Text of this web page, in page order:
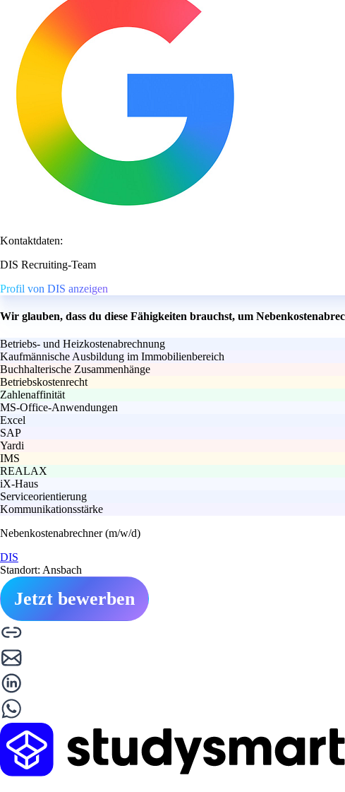
Kontaktdaten:
DIS Recruiting-Team
Profil von DIS anzeigen
Wir glauben, dass du diese Fähigkeiten brauchst, um
Betriebs- und Heizkostenabrechnung
Kaufmännische Ausbildung im Immobilienbereich
Buchhalterische Zusammenhänge
Betriebskostenrecht
Zahlenaffinität
MS-Office-Anwendungen
Excel
SAP
Yardi
IMS
REALAX
iX-Haus
Serviceorientierung
Kommunikationsstärke
Nebenkostenabrechner (m/w/d)
DIS
Standort: Ansbach
Jetzt bewerben